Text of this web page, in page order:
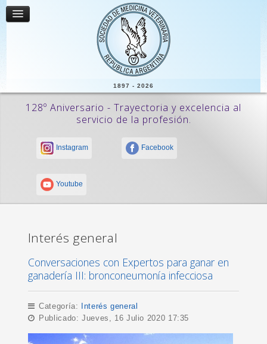
1897 - 2026
128º Aniversario - Trayectoria y excelencia al
servicio de la profesión.
Instagram Facebook
Youtube
Interés general
Conversaciones con Expertos para ganar en
ganadería III: bronconeumonía infecciosa
Categoría:
Interés general
Publicado: Jueves, 16 Julio 2020 17:35